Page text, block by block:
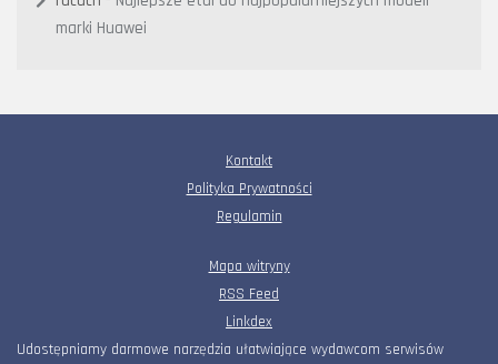
marki Huawei
Kontakt
Polityka Prywatności
Regulamin
Mapa witryny
RSS Feed
Linkdex
Udostępniamy darmowe narzędzia ułatwiające wydawcom serwisów